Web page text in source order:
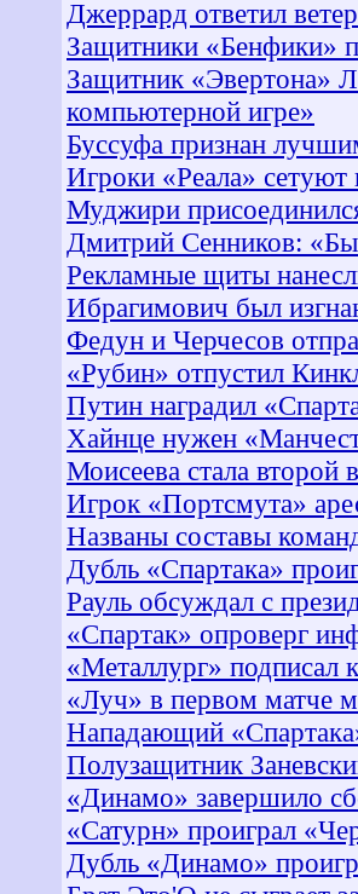
Джеррард ответил
Защитники «Бенфики»
Защитник «Эвертона»
компьютерной игре»
Буссуфа признан
Игроки «Реала» сетуют
Муджири
Дмитрий Сенников:
Рекламные щиты
Ибрагимович был
Федун и Черчесов
«Рубин» отпустил
Путин наградил
Хайнце нужен
Моисеева стала второй
Игрок «Портсмута»
Названы составы
Дубль «Спартака»
Рауль обсуждал с
«Спартак» опроверг
«Металлург» подписал
«Луч» в первом матче
Нападающий
Полузащитник
«Динамо» завершило
«Сатурн» проиграл
Дубль «Динамо»